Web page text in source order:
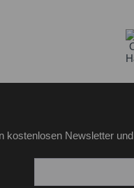
kostenlosen Newsletter